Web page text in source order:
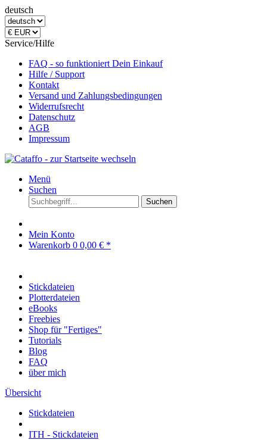
deutsch
Service/Hilfe
FAQ - so funktioniert Dein Einkauf
Hilfe / Support
Kontakt
Versand und Zahlungsbedingungen
Widerrufsrecht
Datenschutz
AGB
Impressum
Menü
Suchen
Suchen
Mein Konto
Warenkorb 0 0,00 € *
Stickdateien
Plotterdateien
eBooks
Freebies
Shop für "Fertiges"
Tutorials
Blog
FAQ
über mich
Übersicht
Stickdateien
ITH - Stickdateien